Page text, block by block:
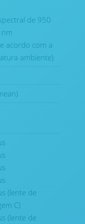
de 950
acordo com a
ambiente)
(lente de
C)
(lente de